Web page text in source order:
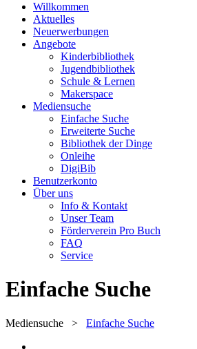
Willkommen
Aktuelles
Neuerwerbungen
Angebote
Kinderbibliothek
Jugendbibliothek
Schule & Lernen
Makerspace
Mediensuche
Einfache Suche
Erweiterte Suche
Bibliothek der Dinge
Onleihe
DigiBib
Benutzerkonto
Über uns
Info & Kontakt
Unser Team
Förderverein Pro Buch
FAQ
Service
Einfache Suche
Mediensuche > Einfache Suche